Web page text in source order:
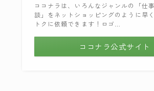
ココナラは、いろんなジャンルの「仕
談」をネットショッピングのように早
トクに依頼できます！ロゴ…
ココナラ公式サイト